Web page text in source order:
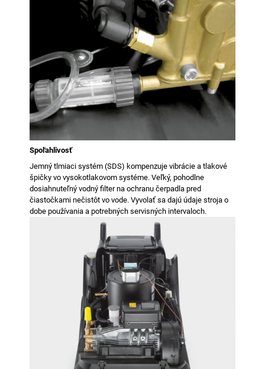
Spoľahlivosť
Jemný tlmiaci systém (SDS) kompenzuje vibrácie a tlakové
špičky vo vysokotlakovom systéme. Veľký, pohodlne
dosiahnuteľný vodný filter na ochranu čerpadla pred
čiastočkami nečistôt vo vode. Vyvolať sa dajú údaje stroja o
dobe používania a potrebných servisných intervaloch.